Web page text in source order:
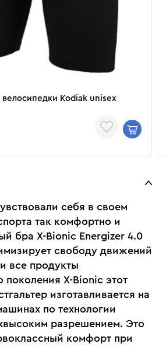
Kodiak unisex
себя в своем
так комфортно и
бра X-Bionic Energizer 4.0
свободу движений
все продукты
поколения X-Bionic этот
изготавливается на
по технологии
разрешением. Это
комфорт при